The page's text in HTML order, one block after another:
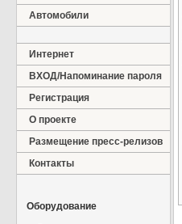
Автомобили
Интернет
ВХОД/Напоминание пароля
Регистрация
О проекте
Размещение пресс-релизов
Контакты
Оборудование